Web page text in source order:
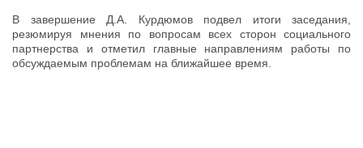
В завершение Д.А. Курдюмов подвел итоги заседания,
резюмируя мнения по вопросам всех сторон социального
партнерства и отметил главные направлениям работы по
обсуждаемым проблемам на ближайшее время.